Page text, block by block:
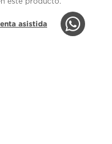
asistida